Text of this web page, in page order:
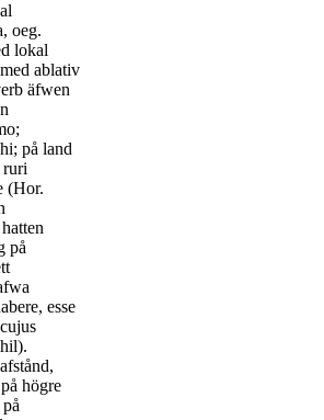
oeg.
lokal
ablativ
äfwen
på land
ruri
(Hor.
på
esse
högre